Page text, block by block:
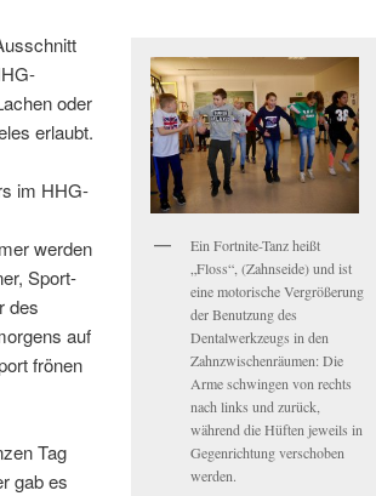
Ein Fortnite-Tanz heißt
„Floss“, (Zahnseide) und ist
eine motorische Vergrößerung
der Benutzung des
Dentalwerkzeugs in den
Zahnzwischenräumen: Die
Arme schwingen von rechts
nach links und zurück,
während die Hüften jeweils in
Gegenrichtung verschoben
werden.
oder
erlaubt.
im HHG-
werden
Sport-
des
auf
frönen
Tag
gab es